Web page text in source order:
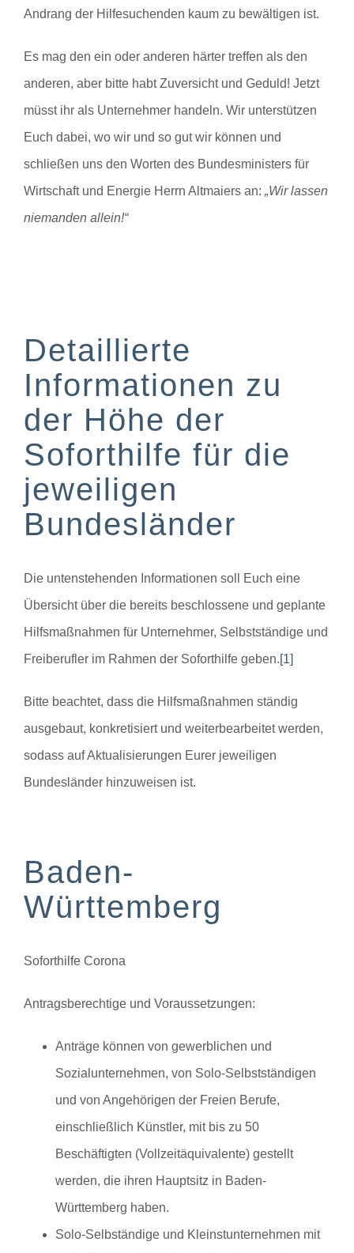
Andrang der Hilfesuchenden kaum zu bewältigen ist.
Es mag den ein oder anderen härter treffen als den
anderen, aber bitte habt Zuversicht und Geduld! Jetzt
müsst ihr als Unternehmer handeln. Wir unterstützen
Euch dabei, wo wir und so gut wir können und
schließen uns den Worten des Bundesministers für
Wirtschaft und Energie Herrn Altmaiers an: „Wir lassen
niemanden allein!“
Detaillierte
Informationen zu
der Höhe der
Soforthilfe für die
jeweiligen
Bundesländer
Die untenstehenden Informationen soll Euch eine
Übersicht über die bereits beschlossene und geplante
Hilfsmaßnahmen für Unternehmer, Selbstständige und
Freiberufler im Rahmen der Soforthilfe geben.[1]
Bitte beachtet, dass die Hilfsmaßnahmen ständig
ausgebaut, konkretisiert und weiterbearbeitet werden,
sodass auf Aktualisierungen Eurer jeweiligen
Bundesländer hinzuweisen ist.
Baden-
Württemberg
Soforthilfe Corona
Antragsberechtige und Voraussetzungen:
Anträge können von gewerblichen und
Sozialunternehmen, von Solo-Selbstständigen
und von Angehörigen der Freien Berufe,
einschließlich Künstler, mit bis zu 50
Beschäftigten (Vollzeitäquivalente) gestellt
werden, die ihren Hauptsitz in Baden-
Württemberg haben.
Solo-Selbständige und Kleinstunternehmen mit